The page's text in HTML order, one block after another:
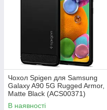
Чохол Spigen для Samsung
Galaxy A90 5G Rugged Armor,
Matte Black (ACS00371)
В наявності